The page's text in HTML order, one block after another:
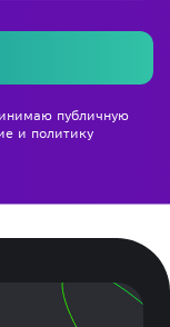
публичную
и политику